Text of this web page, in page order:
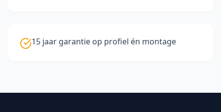
15 jaar garantie op profiel én montage